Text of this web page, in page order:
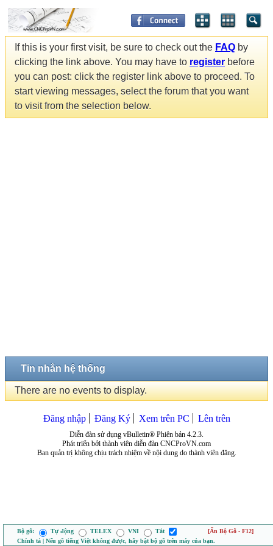
If this is your first visit, be sure to check out the FAQ by
clicking the link above. You may have to register before
you can post: click the register link above to proceed. To
start viewing messages, select the forum that you want
to visit from the selection below.
Tin nhắn hệ thống
There are no events to display.
Đăng nhập Đăng Ký Xem trên PC Lên trên
Diễn đàn sử dụng vBulletin® Phiên bản 4.2.3.
Phát triển bởi thành viên diễn đàn CNCProVN.com
Ban quản trị không chịu trách nhiệm về nội dung do thành viên đăng.
Bộ gõ: Tự động TELEX VNI Tắt
[Ẩn Bộ Gõ - F12]
Chính tả | Nếu gõ tiếng Việt không được, hãy bật bộ gõ trên máy của bạn.